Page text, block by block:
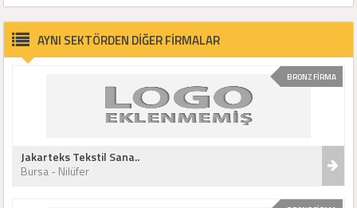
AYNI SEKTÖRDEN DİĞER FİRMALAR
BRONZ FİRMA
Jakarteks Tekstil Sana..
Bursa - Nilüfer